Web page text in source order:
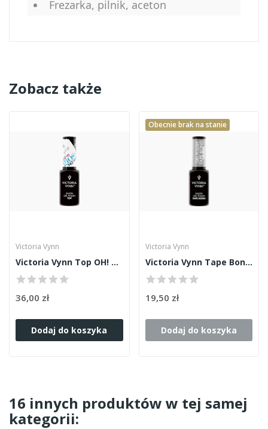
Frezarka, pilnik, aceton
Zobacz także
Victoria Vynn
Victoria Vynn Top OH! My Gloss 8ml
36,00 zł
Dodaj do koszyka
Obecnie brak na stanie
Victoria Vynn
Victoria Vynn Tape Bond Primer bezkwasowy 8ml
19,50 zł
Dodaj do koszyka
16 innych produktów w tej samej
kategorii: